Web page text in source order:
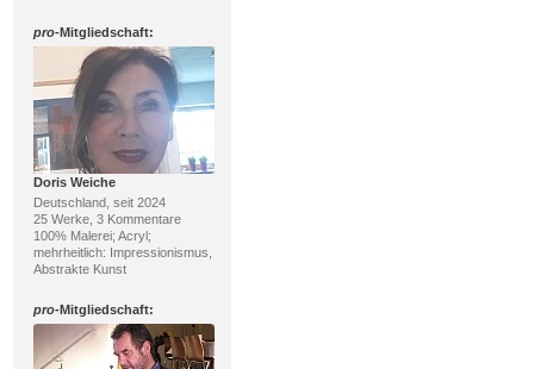
pro-Mitgliedschaft:
Doris Weiche
Deutschland, seit 2024
25 Werke, 3 Kommentare
100% Malerei; Acryl;
mehrheitlich: Impressionismus,
Abstrakte Kunst
pro-Mitgliedschaft: